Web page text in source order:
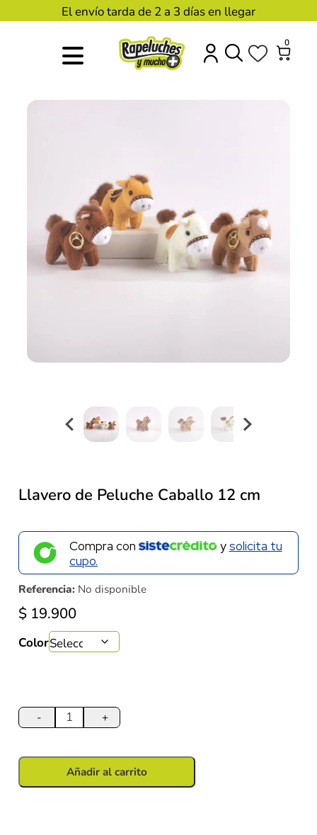
El envío tarda de 2 a 3 días en llegar
0
Llavero de Peluche Caballo 12 cm
Compra con ysolicita tu
cupo.
Referencia: No disponible
$ 19.900
Color
-
de
Peluche
12
cm
+
Añadir al carrito